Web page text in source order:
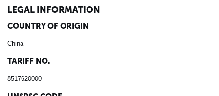
LEGAL INFORMATION
COUNTRY OF ORIGIN
China
TARIFF NO.
8517620000